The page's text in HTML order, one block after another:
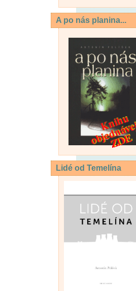
A po nás planina...
Lidé od Temelína